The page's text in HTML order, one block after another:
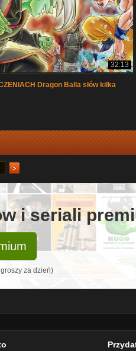
32:13
Dragon Balla słów kilka
i seriali
za dzień)